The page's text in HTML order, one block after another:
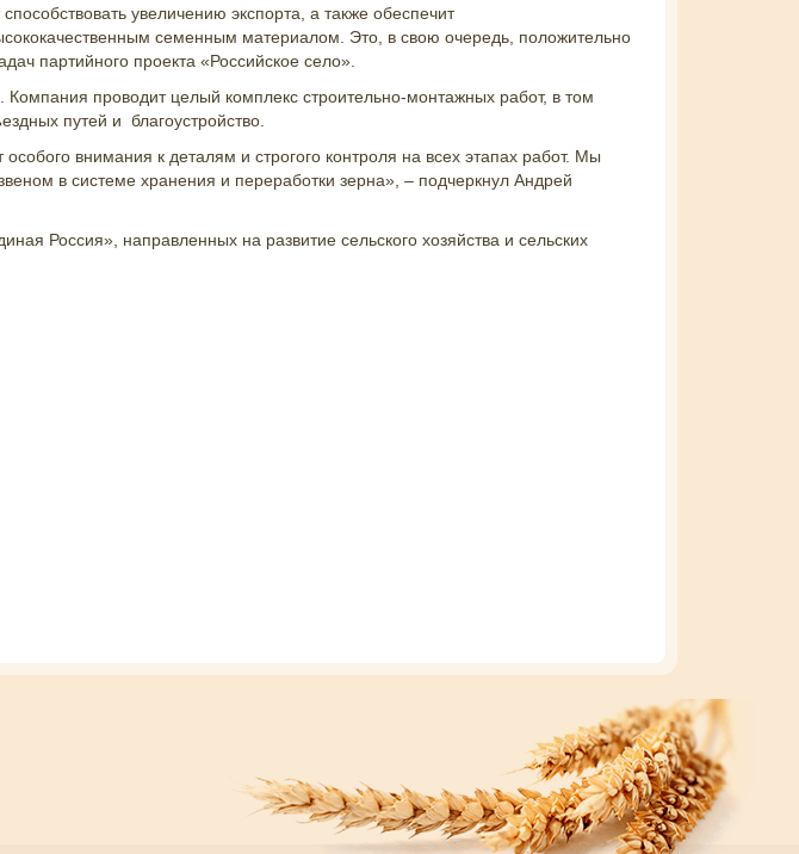
увеличению экспорта, а также обеспечит
семенным материалом. Это, в свою очередь, положительно
партийного проекта «Российское село».
проводит целый комплекс строительно-монтажных работ, в том
путей и благоустройство.
внимания к деталям и строгого контроля на всех этапах работ. Мы
в системе хранения и переработки зерна», – подчеркнул Андрей
Россия», направленных на развитие сельского хозяйства и сельских